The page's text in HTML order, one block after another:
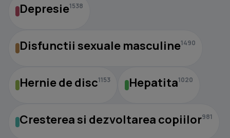
Depresie1538
Disfunctii sexuale masculine1490
Hernie de disc1153 Hepatita1020
Cresterea si dezvoltarea copiilor981